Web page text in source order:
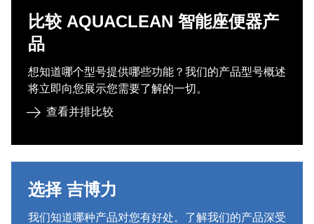
比较 AQUACLEAN 智能座便器产
品
想知道哪个型号提供哪些功能？我们的产品型号概述
将立即向您展示您需要了解的一切。
查看并排比较
选择 吉博力 ​
我们知道哪种产品对您有好处。了解我们的产品深受